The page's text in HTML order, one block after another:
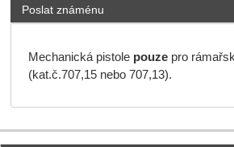
Poslat známénu
Mechanická pistole pouzepro
(kat.č.707,15 nebo 707,13).